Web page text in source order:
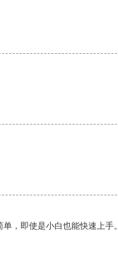
，即使是小白也能快速上手。